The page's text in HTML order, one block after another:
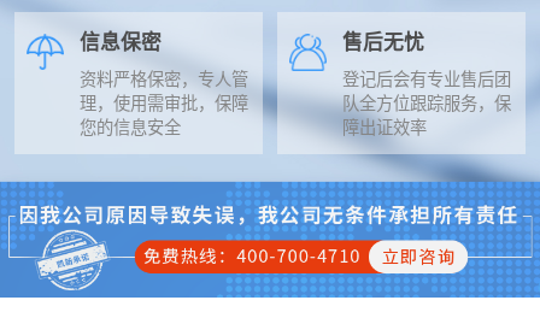
信息保密
资料严格保密，专人管
理，使用需审批，保障
您的信息安全
售后无忧
登记后会有专业售后团
队全方位跟踪服务，保
障出证效率